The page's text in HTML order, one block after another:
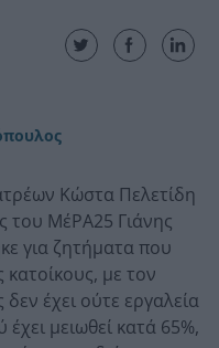
Κώστα Πελετίδη
του ΜέΡΑ25 Γιάνης
για ζητήματα που
με τον
έχει ούτε εργαλεία
μειωθεί κατά 65%,